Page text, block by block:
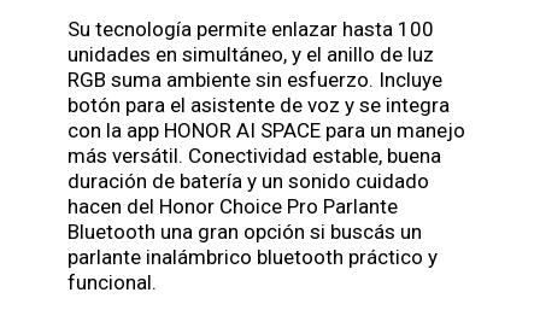
Su tecnología permite enlazar hasta 100
unidades en simultáneo, y el anillo de luz
RGB suma ambiente sin esfuerzo. Incluye
botón para el asistente de voz y se integra
con la app HONOR AI SPACE para un manejo
más versátil. Conectividad estable, buena
duración de batería y un sonido cuidado
hacen del Honor Choice Pro Parlante
Bluetooth una gran opción si buscás un
parlante inalámbrico bluetooth práctico y
funcional.